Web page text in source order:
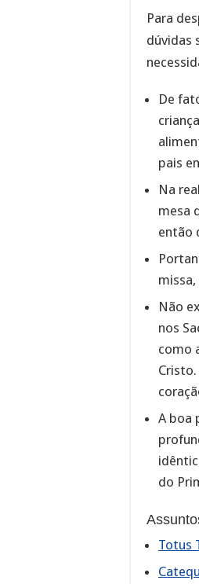
Para
dúvidas
De
pais
Na
mesa
então
Não
nos
como
A boa
do
Totus